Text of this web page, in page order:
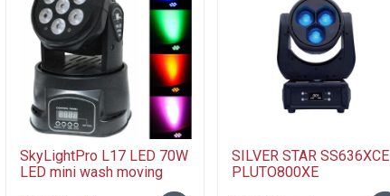
SkyLightPro L17 LED 70W
LED mini wash moving
head light Вращающаяся
SILVER STAR SS636XCE
PLUTO800XE